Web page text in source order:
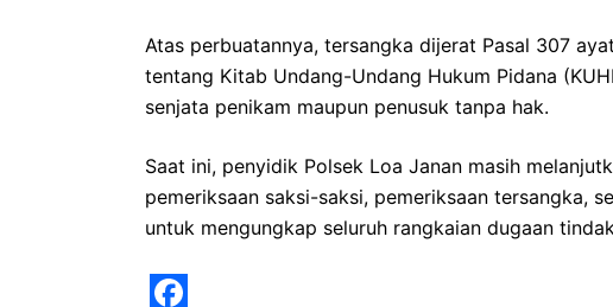
Atas perbuatannya, tersangka dijerat Pasal 307
tentang Kitab Undang-Undang Hukum Pidana
senjata penikam maupun penusuk tanpa hak.
Saat ini, penyidik Polsek Loa Janan masih
pemeriksaan saksi-saksi, pemeriksaan tersangka,
untuk mengungkap seluruh rangkaian dugaan